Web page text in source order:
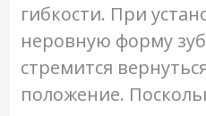
гибкости. При
неровную форму
стремится
положение.